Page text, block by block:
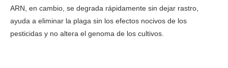
ARN, en cambio, se degrada rápidamente sin dejar rastro,
ayuda a eliminar la plaga sin los efectos nocivos de los
pesticidas y no altera el genoma de los cultivos.